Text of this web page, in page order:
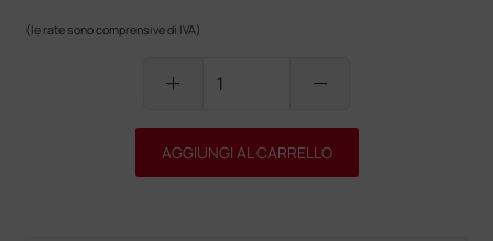
(le rate sono comprensive di IVA)
add remove
AGGIUNGI AL CARRELLO